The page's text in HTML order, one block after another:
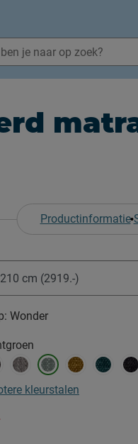
Productinformatie
Wonder
kleurstalen